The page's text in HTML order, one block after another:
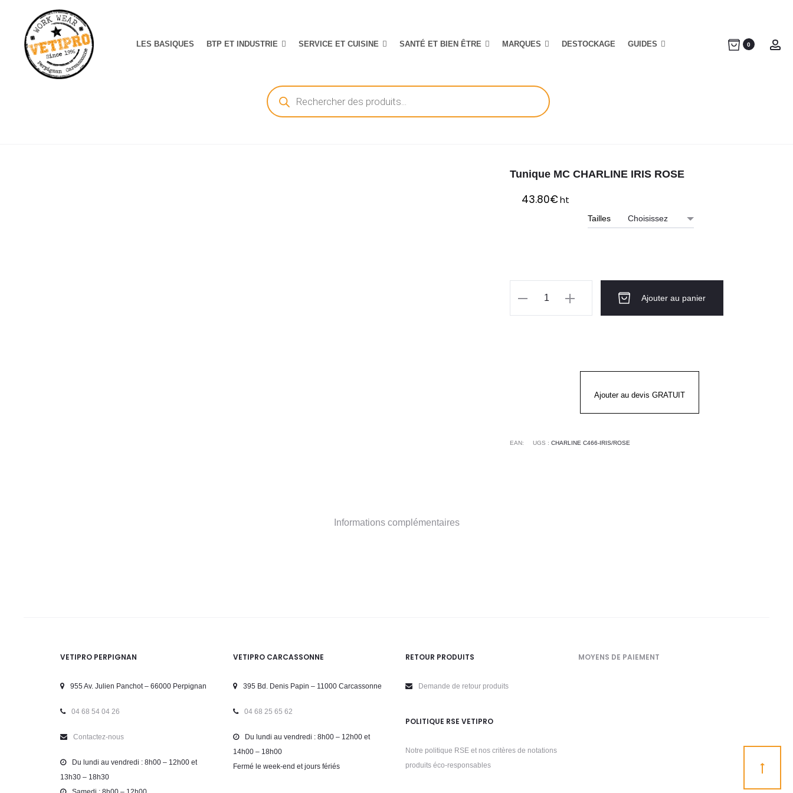
LES BASIQUES BTP ET INDUSTRIE SERVICE ET CUISINE SANTÉ ET BIEN ÊTRE MARQUES DESTOCKAGE GUIDES 0
Recherche
de
produits
Tunique MC CHARLINE IRIS ROSE
43.80€ht
Tailles
Ajouter au panier
Ajouter au devis GRATUIT
EAN: UGS : CHARLINE C466-IRIS/ROSE
Informations complémentaires
VETIPRO PERPIGNAN
955 Av. Julien Panchot – 66000 Perpignan
04 68 54 04 26
Contactez-nous
Du lundi au vendredi : 8h00 – 12h00 et
13h30 – 18h30
VETIPRO CARCASSONNE
395 Bd. Denis Papin – 11000 Carcassonne
04 68 25 65 62
Du lundi au vendredi : 8h00 – 12h00 et
14h00 – 18h00
Fermé le week-end et jours fériés
RETOUR PRODUITS
Demande de retour produits
POLITIQUE RSE VETIPRO
Notre politique RSE et nos critères de notations
produits éco-responsables
MOYENS DE PAIEMENT